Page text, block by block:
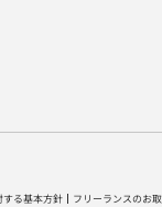
する基本方針 フリーランスのお